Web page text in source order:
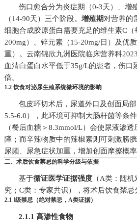
伤口愈合分为炎症期（0-3天）、增
（14-90天）三个阶段。 增殖期对营养的
细胞合成胶原蛋白需要充足的维生素C
200mg）、锌元素（15-20mg/日）及优
重）。云南锦欣九洲医院临床营养科
血清白蛋白水平低于35g/L的患者，伤口
倍。
1.2 饮食对泌尿生殖系统微环境的影响
包皮环切术后，尿道外口及创面局
5.5-6.0），此环境可抑制大肠杆菌等条
（餐后血糖＞8.3mmol/L）会使尿液渗
障；而辛辣物质中的辣椒素则可刺激膀
尿频、尿急症状加重，增加创面摩擦概率
二、术后饮食禁忌的科学分级与依据
基于循证医学证据强度 （A类：随
究；C类：专家共识），将术后饮食禁忌
2.1 Ⅰ级禁忌（绝对禁忌，A类证据）
2.1.1 高渗性食物